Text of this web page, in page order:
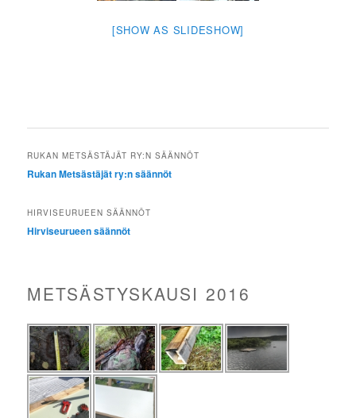
[SHOW AS SLIDESHOW]
RUKAN METSÄSTÄJÄT RY:N SÄÄNNÖT
Rukan Metsästäjät ry:n säännöt
HIRVISEURUEEN SÄÄNNÖT
Hirviseurueen säännöt
METSÄSTYSKAUSI 2016